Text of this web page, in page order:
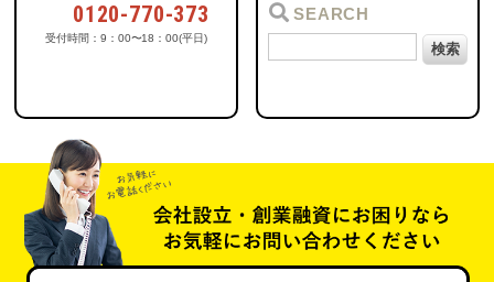
0120-770-373
受付時間：9：00〜18：00(平日)
SEARCH